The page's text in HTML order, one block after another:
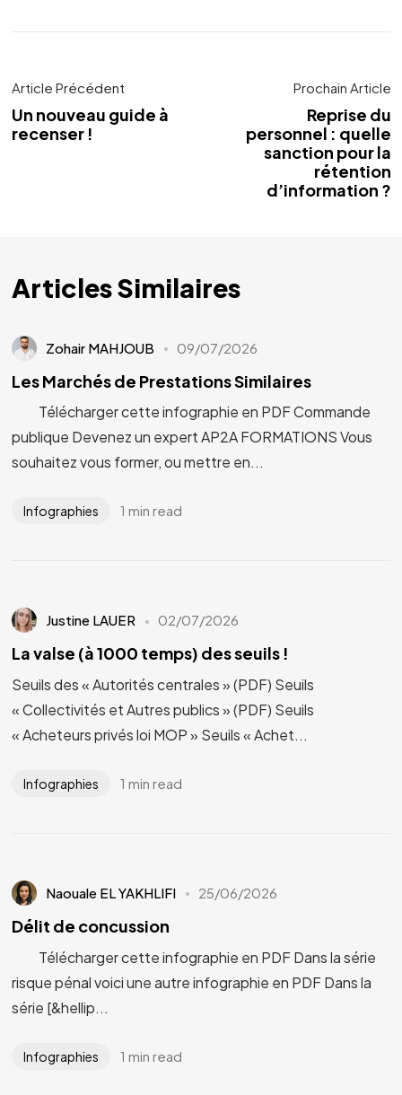
Article Précédent
Un nouveau guide à
recenser !
Prochain Article
Reprise du
personnel : quelle
sanction pour la
rétention
d’information ?
Articles Similaires
Zohair MAHJOUB 09/07/2026
Les Marchés de Prestations Similaires
Télécharger cette infographie en PDF Commande
publique Devenez un expert AP2A FORMATIONS Vous
souhaitez vous former, ou mettre en...
Infographies 1 min read
Justine LAUER 02/07/2026
La valse (à 1000 temps) des seuils !
Seuils des « Autorités centrales » (PDF) Seuils
« Collectivités et Autres publics » (PDF) Seuils
« Acheteurs privés loi MOP » Seuils « Achet...
Infographies 1 min read
Naouale EL YAKHLIFI 25/06/2026
Délit de concussion
Télécharger cette infographie en PDF Dans la série
risque pénal voici une autre infographie en PDF Dans la
série [&hellip...
Infographies 1 min read